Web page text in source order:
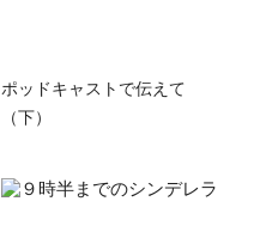
ポッドキャストで伝えて
（下）